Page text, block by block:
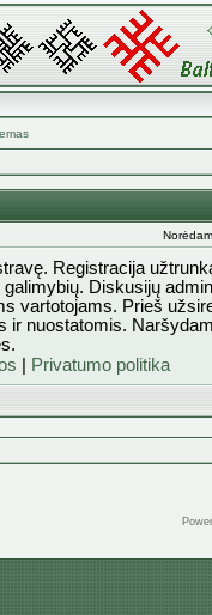
Registracija
Diskusijų
vartotojams. Prieš
ir nuostatomis.
Privatumo politika